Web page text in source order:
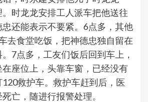
。时龙龙安排工人派车把他送往
还能表示不要紧。6点多，其他
去食堂吃饭，把神德忠独自留在
7点多，工友们饭后回到车上，
座位上，头靠车窗，已经没有
救护车。救护车赶到后，医
亡，随进行报警处理。